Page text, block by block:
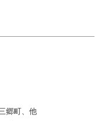
郷町、他